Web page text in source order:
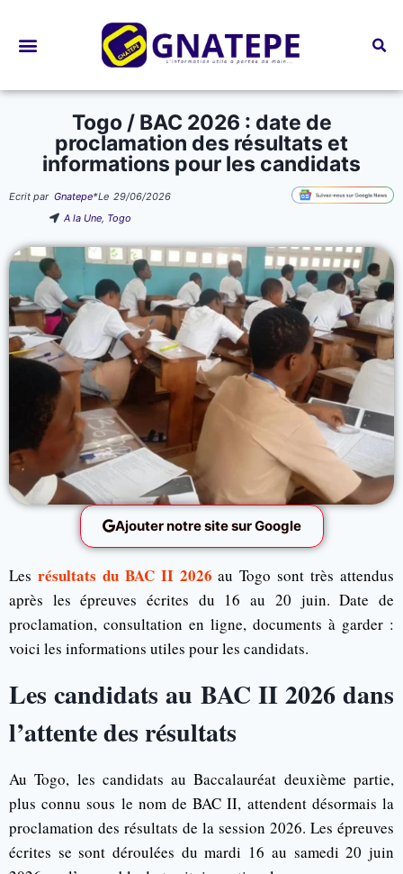
Togo / BAC 2026 : date de
proclamation des résultats et
informations pour les candidats
Ecrit par Gnatepe*Le 29/06/2026
A la Une, Togo
Ajouter notre site sur Google
Les résultats du BAC II 2026 au Togo sont très attendus
après les épreuves écrites du 16 au 20 juin. Date de
proclamation, consultation en ligne, documents à garder :
voici les informations utiles pour les candidats.
Les candidats au BAC II 2026 dans
l’attente des résultats
Au Togo, les candidats au Baccalauréat deuxième partie,
plus connu sous le nom de BAC II, attendent désormais la
proclamation des résultats de la session 2026. Les épreuves
écrites se sont déroulées du mardi 16 au samedi 20 juin